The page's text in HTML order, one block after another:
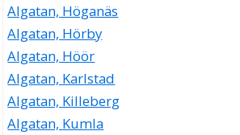
Algatan, Höganäs
Algatan, Hörby
Algatan, Höör
Algatan, Karlstad
Algatan, Killeberg
Algatan, Kumla